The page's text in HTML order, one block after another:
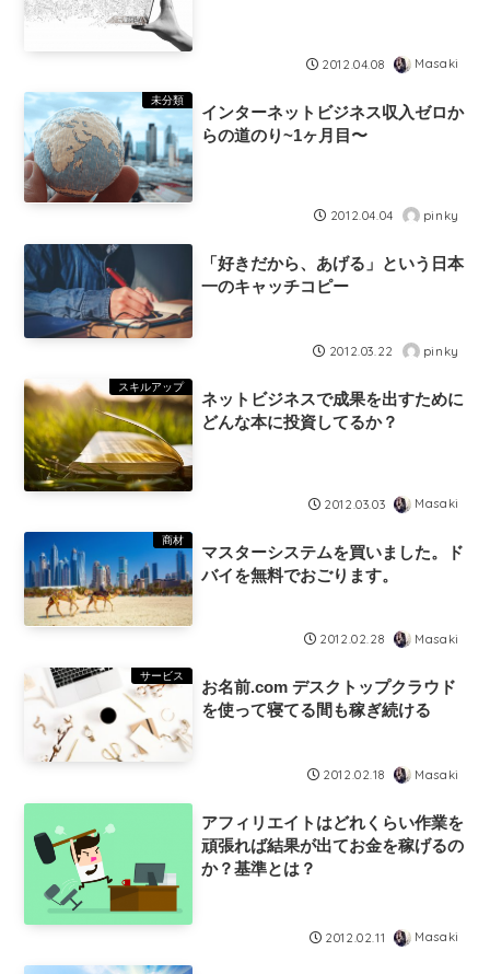
2012.04.08 Masaki
未分類
インターネットビジネス収入ゼロか
らの道のり~1ヶ月目〜
2012.04.04 pinky
「好きだから、あげる」という日本
一のキャッチコピー
2012.03.22 pinky
スキルアップ
ネットビジネスで成果を出すために
どんな本に投資してるか？
2012.03.03 Masaki
商材
マスターシステムを買いました。ド
バイを無料でおごります。
2012.02.28 Masaki
サービス
お名前.com デスクトップクラウド
を使って寝てる間も稼ぎ続ける
2012.02.18 Masaki
アフィリエイトはどれくらい作業を
頑張れば結果が出てお金を稼げるの
か？基準とは？
2012.02.11 Masaki